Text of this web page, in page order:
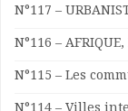
Offres d’emploi
Forum
Nous contacter
N°117 –
N°116 –
N°115 – Les
N°114 – Villes